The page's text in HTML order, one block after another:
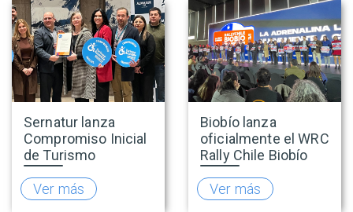
Sernatur lanza
Compromiso Inicial
de Turismo
Accesible para
promover una
oferta turística más
Ver más
Biobío lanza
oficialmente el WRC
Rally Chile Biobío
2026 con 141
empresas
adheridas al Sello
Ver más